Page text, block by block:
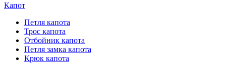
Капот
Петля капота
Трос капота
Отбойник капота
Петля замка капота
Крюк капота